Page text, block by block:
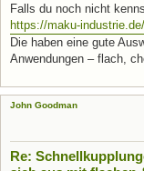
Falls du noch nicht
https://maku-
Die haben eine gute
Anwendungen – flach,
John Goodman
Re: